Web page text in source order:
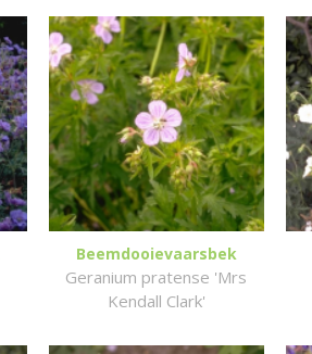
Beemdooievaarsbek
Geranium pratense 'Mrs
Kendall Clark'